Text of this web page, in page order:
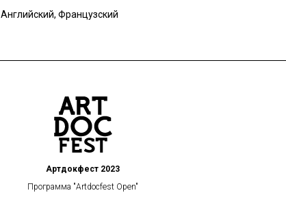
Английский, Французский
Артдокфест 2023
Программа "Artdocfest Open"